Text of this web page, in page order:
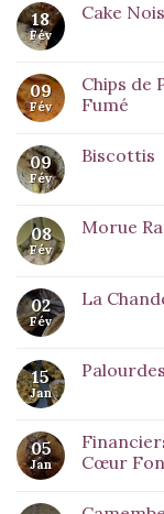
18
Fév
Cake
09
Fév
Chips de
Fumé
09
Fév
Biscottis
08
Fév
Morue
02
Fév
La
15
Jan
05
Jan
Cœur